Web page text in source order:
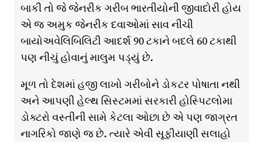
બાકી તો જે જેનરીક ગરીબ ભારતીયોની જીવાદોરી હોય
એ જ અમુક જેનરીક દવાઓમાં સાવ નીચી
બાયોઅવેલિબિલિટી આદર્શ 90 ટકાને બદલે 60 ટકાથી
પણ નીચું હોવાનું માલુમ પડ્યું છે.
મૂળ તો દેશમાં હજી લાખો ગરીબોને ડોકટર પોષાતા નથી
અને આપણી હેલ્થ સિસ્ટમમાં સરકારી હોસ્પિટલોમા
ડોક્ટરો વસ્તીની સામે કેટલા ઓછા છે એ પણ જાગ્રત
નાગરિકો જાણે જ છે. ત્યારે એવી સૂફીયાણી સલાહો